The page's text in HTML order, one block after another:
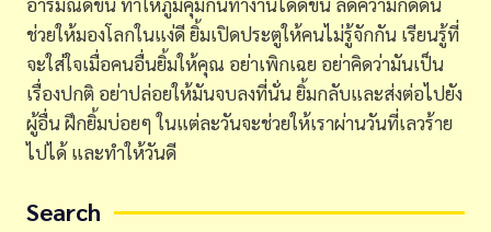
ช่วยให้มองโลกในแง่ดี ยิ้มเปิดประตูให้คนไม่รู้จักกัน เรียนรู้ที่
จะใส่ใจเมื่อคนอื่นยิ้มให้คุณ อย่าเพิกเฉย อย่าคิดว่ามันเป็น
เรื่องปกติ อย่าปล่อยให้มันจบลงที่นั่น ยิ้มกลับและส่งต่อไปยัง
ผู้อื่น ฝึกยิ้มบ่อยๆ ในแต่ละวันจะช่วยให้เราผ่านวันที่เลวร้าย
ไปได้ และทำให้วันดี
Search